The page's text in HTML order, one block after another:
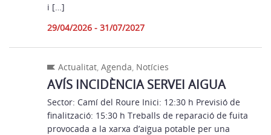
i […]
29/04/2026 - 31/07/2027
Actualitat,Agenda, Notícies
AVÍS INCIDÈNCIA SERVEI AIGUA
Sector: Camí del Roure Inici: 12:30 h Previsió de
finalització: 15:30 h Treballs de reparació de fuita
provocada a la xarxa d’aigua potable per una